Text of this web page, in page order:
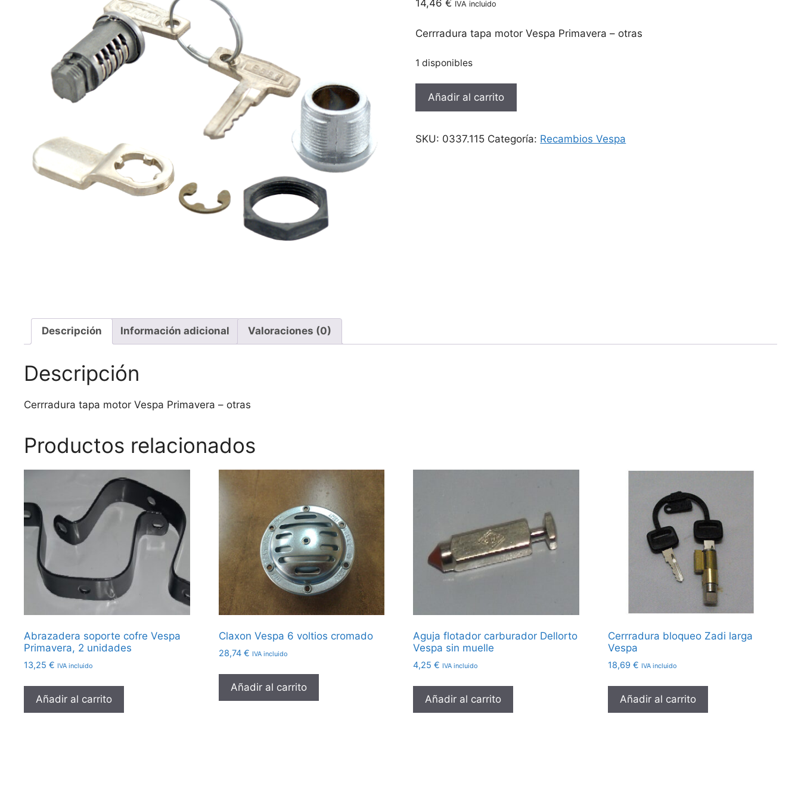
14,46€ IVA incluido
Cerrradura tapa motor Vespa Primavera – otras
1 disponibles
Cerrradura
Vespa
Añadir al carrito
SKU: 0337.115 Categoría: Recambios Vespa
Descripción Información adicional Valoraciones (0)
Descripción
Cerrradura tapa motor Vespa Primavera – otras
Productos relacionados
Abrazadera soporte cofre Vespa
Primavera, 2 unidades
13,25 € IVA incluido
Añadir al carrito
Claxon Vespa 6 voltios cromado
28,74 € IVA incluido
Añadir al carrito
Aguja flotador carburador Dellorto
Vespa sin muelle
4,25€ IVA incluido
Añadir al carrito
Cerrradura bloqueo Zadi larga
Vespa
18,69€ IVA incluido
Añadir al carrito